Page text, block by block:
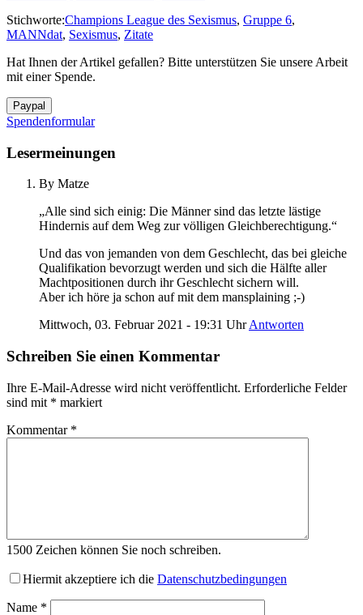
Stichworte:Champions League des Sexismus, Gruppe 6,
MANNdat, Sexismus, Zitate
Hat Ihnen der Artikel gefallen? Bitte unterstützen Sie unsere Arbeit
mit einer Spende.
Spendenformular
Lesermeinungen
By Matze
„Alle sind sich einig: Die Männer sind das letzte lästige
Hindernis auf dem Weg zur völligen Gleichberechtigung.“
Und das von jemanden von dem Geschlecht, das bei gleiche
Qualifikation bevorzugt werden und sich die Hälfte aller
Machtpositionen durch ihr Geschlecht sichern will.
Aber ich höre ja schon auf mit dem mansplaining ;-)
Mittwoch, 03. Februar 2021 - 19:31 Uhr Antworten
Schreiben Sie einen Kommentar
Ihre E-Mail-Adresse wird nicht veröffentlicht. Erforderliche Felder
sind mit * markiert
Kommentar *
1500 Zeichen können Sie noch schreiben.
Hiermit akzeptiere ich die Datenschutzbedingungen
Name *